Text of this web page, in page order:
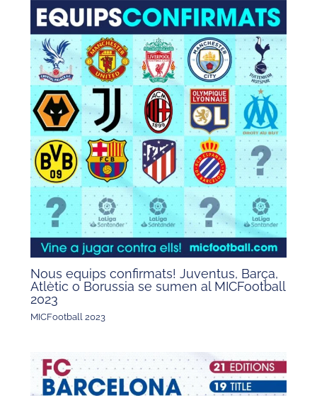
Nous equips confirmats! Juventus, Barça,
Atlètic o Borussia se sumen al MICFootball
2023
MICFootball 2023